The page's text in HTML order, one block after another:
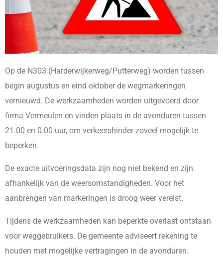
Op de N303 (Harderwijkerweg/Putterweg) worden tussen
begin augustus en eind oktober de wegmarkeringen
vernieuwd. De werkzaamheden worden uitgevoerd door
firma Vermeulen en vinden plaats in de avonduren tussen
21.00 en 0.00 uur, om verkeershinder zoveel mogelijk te
beperken.
De exacte uitvoeringsdata zijn nog niet bekend en zijn
afhankelijk van de weersomstandigheden. Voor het
aanbrengen van markeringen is droog weer vereist.
Tijdens de werkzaamheden kan beperkte overlast ontstaan
voor weggebruikers. De gemeente adviseert rekening te
houden met mogelijke vertragingen in de avonduren.